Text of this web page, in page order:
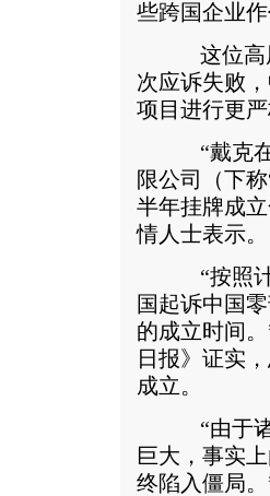
些跨国企业
这位高层
次应诉失败
项目进行更严
“戴克在
限公司（下
半年挂牌成
情人士表示。
“按照计
国起诉中国
的成立时间
日报》证实
成立。
“由于诸
巨大，事实
终陷入僵局